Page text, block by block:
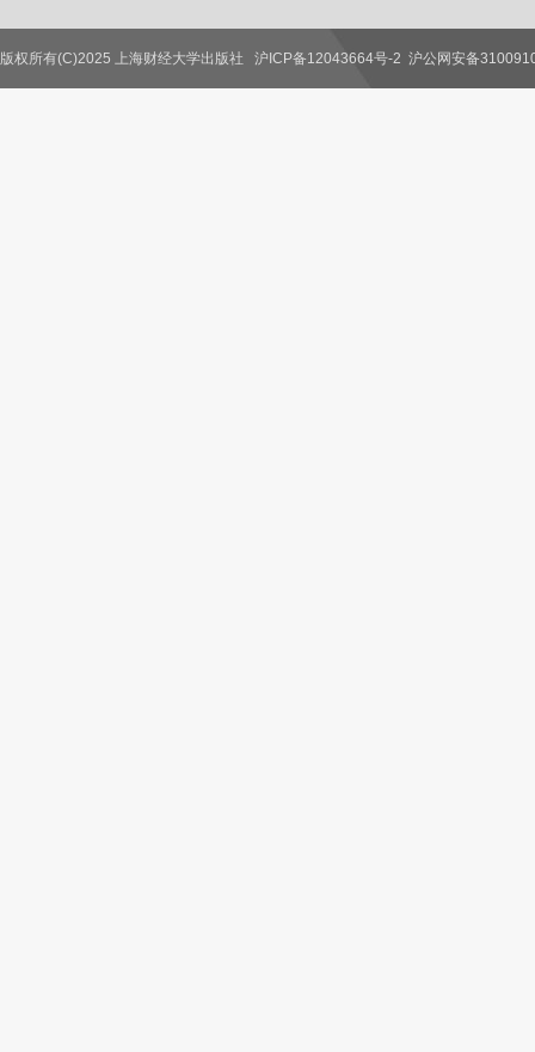
联系我们
版权所有(C)2025 上海财经大学出版社 沪ICP备12043664号-2 沪公网安备